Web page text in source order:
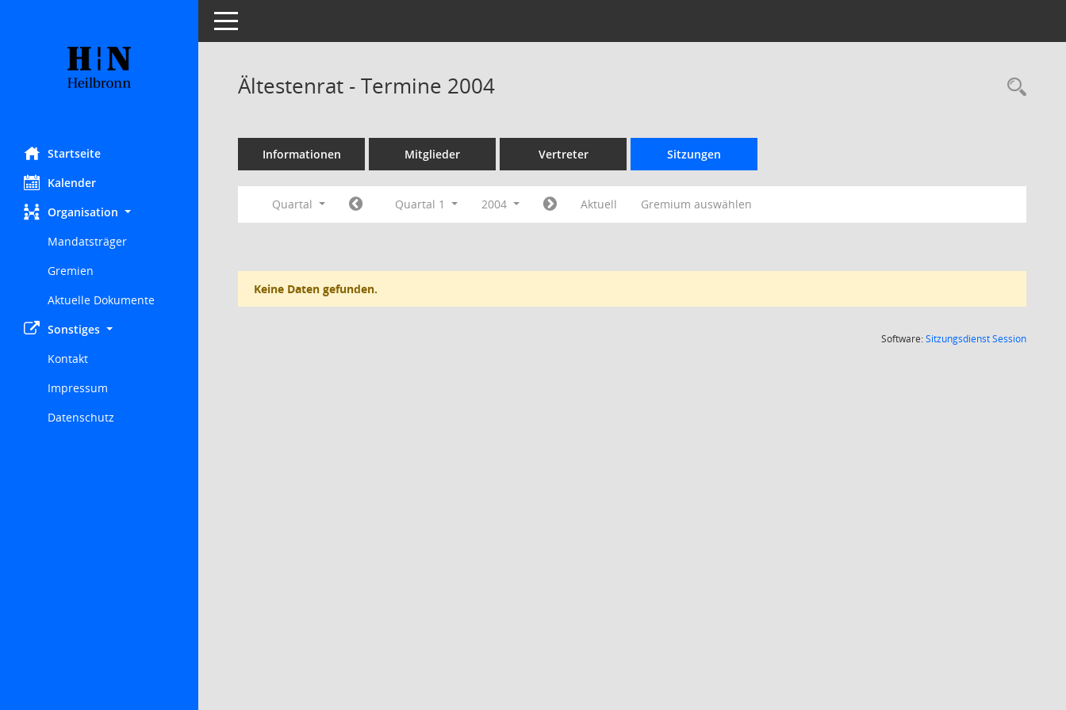
Startseite
Kalender
Organisation
Mandatsträger
Gremien
Aktuelle Dokumente
Sonstiges
Kontakt
Impressum
Datenschutz
Toggle navigation
Ältestenrat - Termine 2004
Informationen Mitglieder Vertreter Sitzungen
Quartal Quartal 1 2004 Aktuell Gremium auswählen
Keine Daten gefunden.
Software:SitzungsdienstSession(Wird in